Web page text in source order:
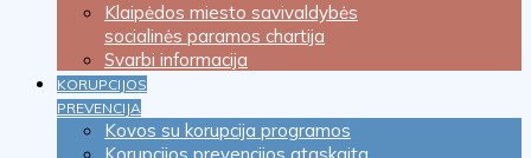
Klaipėdos miesto savivaldybės
socialinės paramos chartija
Svarbi informacija
KORUPCIJOS
PREVENCIJA
Kovos su korupcija programos